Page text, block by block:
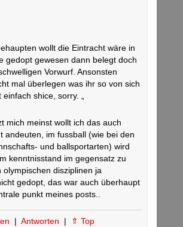
wollt die Eintracht wäre in
gedopt gewesen dann belegt doch
Vorwurf. Ansonsten
mal überlegen was ihr so von sich
shice, sorry. „
mich meinst wollt ich das auch
andeuten, im fussball (wie bei den
und ballsportarten) wird
kenntnisstand im gegensatz zu
olympischen disziplinen ja
gedopt, das war auch überhaupt
punkt meines posts..
| Antworten | ⇑ Top